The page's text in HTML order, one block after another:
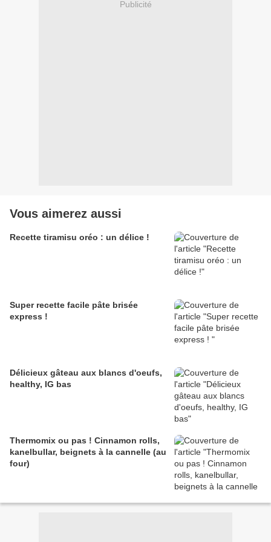
Publicité
Vous aimerez aussi
Recette tiramisu oréo : un délice !
Super recette facile pâte brisée
express !
Délicieux gâteau aux blancs d'oeufs,
healthy, IG bas
Thermomix ou pas ! Cinnamon rolls,
kanelbullar, beignets à la cannelle (au
four)